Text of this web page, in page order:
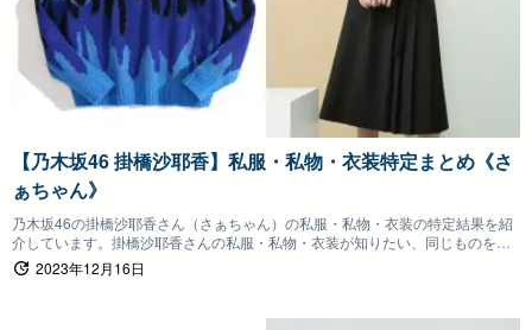
【乃木坂46 掛橋沙耶香】私服・私物・衣装特定まとめ《さ
ぁちゃん》
乃木坂46の掛橋沙耶香さん（さぁちゃん）の私服・私物・衣装の特定結果を紹
介しています。掛橋沙耶香さんの私服・私物・衣装が知りたい、同じものを身
につけたいファンの方は参考にしていただけると嬉しいです。
2023年12月16日